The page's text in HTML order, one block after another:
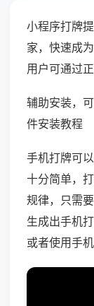
小程序打牌
家，快速成
用户可通过
辅助安装，
件安装教程
手机打牌可
十分简单，
规律，只需
生成出手机
或者使用手